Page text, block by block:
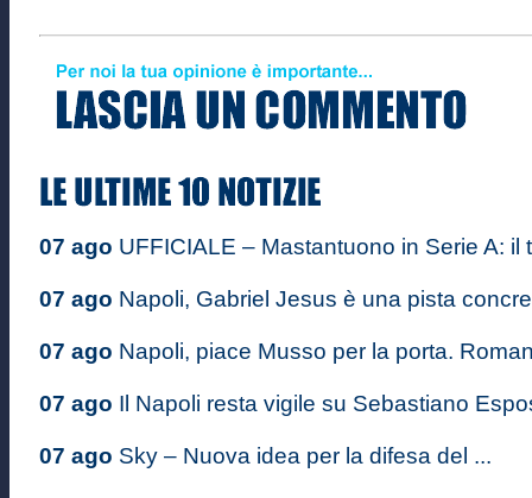
07 ago UFFICIALE – Mastantuono in Serie A: il
07 ago Napoli, Gabriel Jesus è una pista
07 ago Napoli, piace Musso per la porta.
07 ago Il Napoli resta vigile su Sebastiano
07 ago Sky – Nuova idea per la difesa del ...